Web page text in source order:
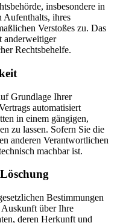
insbesondere in
Aufenthalts, ihres
Verstoßes zu. Das
anderweitiger
Rechtsbehelfe.
Grundlage Ihrer
automatisiert
in einem gängigen,
zu lassen. Sofern Sie die
anderen Verantwortlichen
machbar ist.
Bestimmungen
Auskunft über Ihre
deren Herkunft und